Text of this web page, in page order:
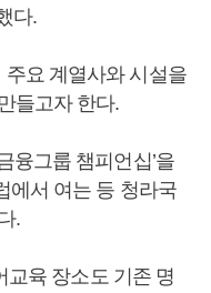
다.
요 계열사와 시설을
들고자 한다.
융그룹 챔피언십’을
에서 여는 등 청라국
.
교육 장소도 기존 명